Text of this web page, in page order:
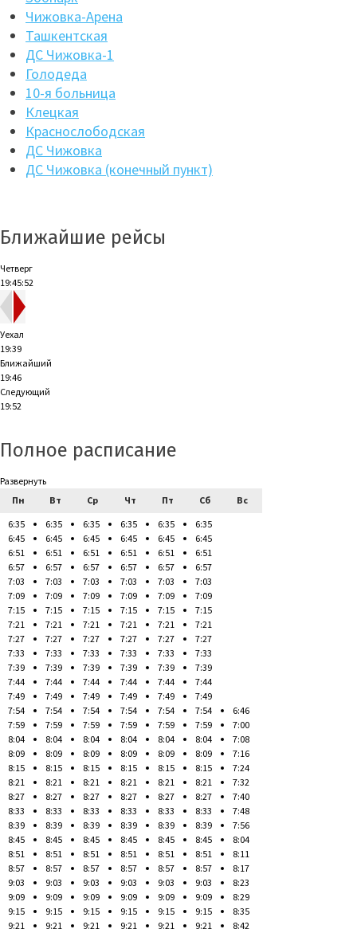
Чижовка-Арена
Ташкентская
ДС Чижовка-1
Голодеда
10-я больница
Клецкая
Краснослободская
ДС Чижовка
ДС Чижовка (конечный пункт)
Ближайшие рейсы
Четверг
19:45:52
Уехал
19:39
Ближайший
19:46
Следующий
19:52
Полное расписание
Развернуть
Пн
Вт Ср Чт Пт Сб
Вс
6:35
6:45
6:51
6:57
7:03
7:09
7:15
7:21
7:27
7:33
7:39
7:44
7:49
7:54
7:59
8:04
8:09
8:15
8:21
8:27
8:33
8:39
8:45
8:51
8:57
9:03
9:09
9:15
9:21
6:35
6:45
6:51
6:57
7:03
7:09
7:15
7:21
7:27
7:33
7:39
7:44
7:49
7:54
7:59
8:04
8:09
8:15
8:21
8:27
8:33
8:39
8:45
8:51
8:57
9:03
9:09
9:15
9:21
6:35
6:45
6:51
6:57
7:03
7:09
7:15
7:21
7:27
7:33
7:39
7:44
7:49
7:54
7:59
8:04
8:09
8:15
8:21
8:27
8:33
8:39
8:45
8:51
8:57
9:03
9:09
9:15
9:21
6:35
6:45
6:51
6:57
7:03
7:09
7:15
7:21
7:27
7:33
7:39
7:44
7:49
7:54
7:59
8:04
8:09
8:15
8:21
8:27
8:33
8:39
8:45
8:51
8:57
9:03
9:09
9:15
9:21
6:35
6:45
6:51
6:57
7:03
7:09
7:15
7:21
7:27
7:33
7:39
7:44
7:49
7:54
7:59
8:04
8:09
8:15
8:21
8:27
8:33
8:39
8:45
8:51
8:57
9:03
9:09
9:15
9:21
6:35
6:45
6:51
6:57
7:03
7:09
7:15
7:21
7:27
7:33
7:39
7:44
7:49
7:54
7:59
8:04
8:09
8:15
8:21
8:27
8:33
8:39
8:45
8:51
8:57
9:03
9:09
9:15
9:21
6:46
7:00
7:08
7:16
7:24
7:32
7:40
7:48
7:56
8:04
8:11
8:17
8:23
8:29
8:35
8:42